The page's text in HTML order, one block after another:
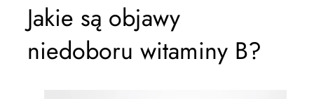
Jakie są objawy
niedoboru witaminy B?